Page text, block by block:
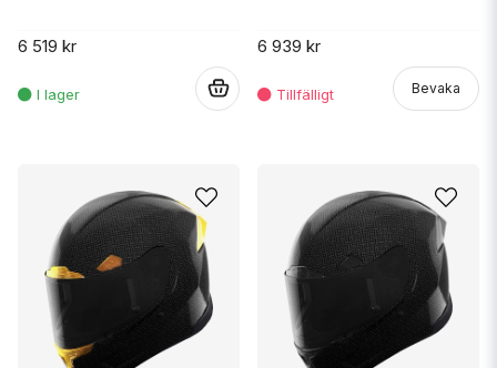
6 519 kr 6 939 kr
Bevaka